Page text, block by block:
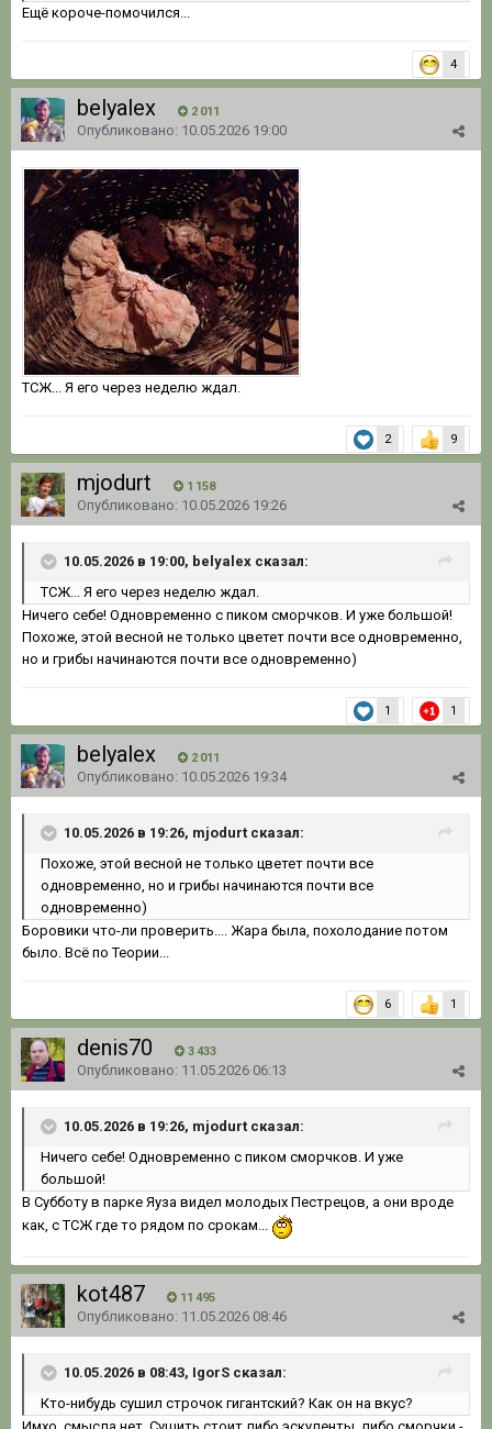
Ещё короче-помочился...
4
belyalex 2 011
Опубликовано: 10.05.2026 19:00
ТСЖ... Я его через неделю ждал.
2 9
mjodurt 1 158
Опубликовано: 10.05.2026 19:26
10.05.2026 в 19:00, belyalex сказал:
ТСЖ... Я его через неделю ждал.
Ничего себе! Одновременно с пиком сморчков. И уже большой!
Похоже, этой весной не только цветет почти все одновременно,
но и грибы начинаются почти все одновременно)
1 1
belyalex 2 011
Опубликовано: 10.05.2026 19:34
10.05.2026 в 19:26, mjodurt сказал:
Похоже, этой весной не только цветет почти все
одновременно, но и грибы начинаются почти все
одновременно)
Боровики что-ли проверить.... Жара была, похолодание потом
было. Всё по Теории...
6 1
denis70 3 433
Опубликовано: 11.05.2026 06:13
10.05.2026 в 19:26, mjodurt сказал:
Ничего себе! Одновременно с пиком сморчков. И уже
большой!
В Субботу в парке Яуза видел молодых Пестрецов, а они вроде
как, с ТСЖ где то рядом по срокам...
kot487 11 495
Опубликовано: 11.05.2026 08:46
10.05.2026 в 08:43, IgorS сказал:
Кто-нибудь сушил строчок гигантский? Как он на вкус?